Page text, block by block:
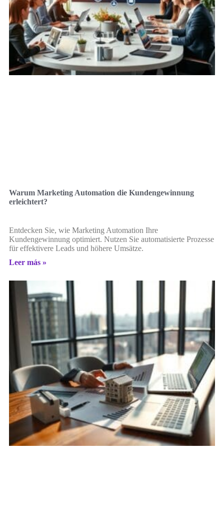
Warum Marketing Automation die Kundengewinnung
erleichtert?
Entdecken Sie, wie Marketing Automation Ihre
Kundengewinnung optimiert. Nutzen Sie automatisierte Prozesse
für effektivere Leads und höhere Umsätze.
Leer más »